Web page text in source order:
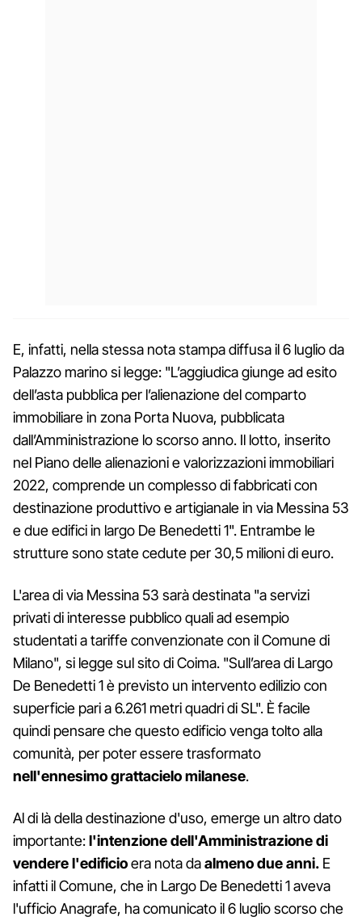
E, infatti, nella stessa nota stampa diffusa il 6 luglio da
Palazzo marino si legge: "L’aggiudica giunge ad esito
dell’asta pubblica per l’alienazione del comparto
immobiliare in zona Porta Nuova, pubblicata
dall’Amministrazione lo scorso anno. Il lotto, inserito
nel Piano delle alienazioni e valorizzazioni immobiliari
2022, comprende un complesso di fabbricati con
destinazione produttivo e artigianale in via Messina 53
e due edifici in largo De Benedetti 1". Entrambe le
strutture sono state cedute per 30,5 milioni di euro.
L'area di via Messina 53 sarà destinata "a servizi
privati di interesse pubblico quali ad esempio
studentati a tariffe convenzionate con il Comune di
Milano", si legge sul sito di Coima. "Sull’area di Largo
De Benedetti 1 è previsto un intervento edilizio con
superficie pari a 6.261 metri quadri di SL". È facile
quindi pensare che questo edificio venga tolto alla
comunità, per poter essere trasformato
nell'ennesimo grattacielo milanese.
Al di là della destinazione d'uso, emerge un altro dato
importante:l'intenzione dell'Amministrazione di
vendere l'edificioera nota daalmeno due anni. E
infatti il Comune, che in Largo De Benedetti 1 aveva
l'ufficio Anagrafe, ha comunicato il 6 luglio scorso che